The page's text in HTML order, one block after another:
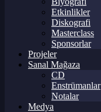
Etkinlikler
Diskografi
Masterclass
Sponsorlar
Projeler
Sanal Mağaza
CD
Enstrümanlar
Notalar
Medya